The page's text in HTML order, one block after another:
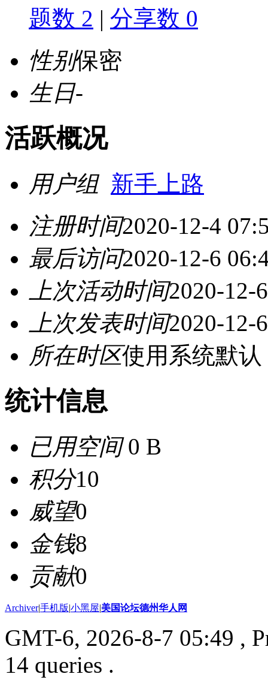
题数 2 | 分享数 0
性别保密
生日-
活跃概况
用户组 新手上路
注册时间2020-12-4
最后访问2020-12-6
上次活动时间2020-12-
上次发表时间2020-12-
所在时区使用系统默认
统计信息
已用空间0 B
积分10
威望0
金钱8
贡献0
Archiver|手机版|小黑屋|美国论坛德州华人网
GMT-6, 2026-8-7 05:49 ,
14 queries .